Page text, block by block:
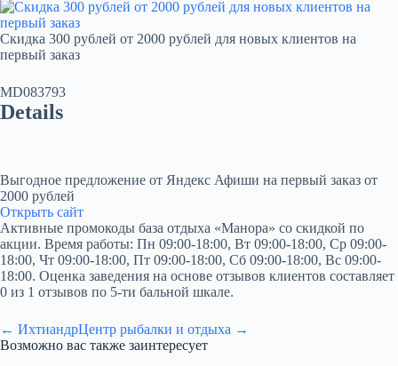
Скидка 300 рублей от 2000 рублей для новых клиентов на
первый заказ
MD083793
Details
Выгодное предложение от Яндекс Афиши на первый заказ от
2000 рублей
Открыть сайт
Активные промокоды база отдыха «Манора» со скидкой по
акции. Время работы: Пн 09:00-18:00, Вт 09:00-18:00, Ср 09:00-
18:00, Чт 09:00-18:00, Пт 09:00-18:00, Сб 09:00-18:00, Вс 09:00-
18:00. Оценка заведения на основе отзывов клиентов составляет
0 из 1 отзывов по 5-ти бальной шкале.
← ИхтиандрЦентр рыбалки и отдыха →
Возможно вас также заинтересует